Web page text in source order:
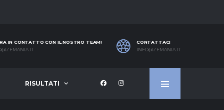
IN CONTATTO CON IL NOSTRO TEAM!
CONTATTACI
INFO@ZEMANIA.IT
RISULTATI